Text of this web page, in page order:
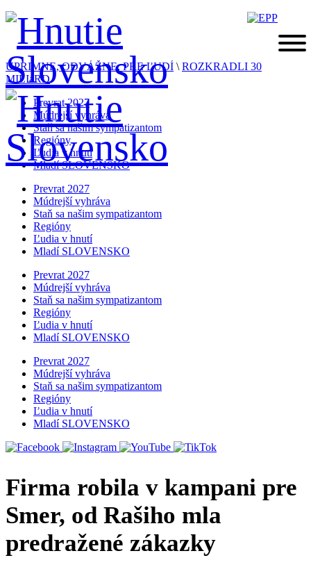
ÚPRIMNE, ODVÁŽNE, PRE ĽUDÍ \ ROZKRADLI 30
MILIáRD
Prevrat 2027
Múdrejší vyhráva
Staň sa našim sympatizantom
Regióny
Ľudia v hnutí
Mladí SLOVENSKO
Prevrat 2027
Múdrejší vyhráva
Staň sa našim sympatizantom
Regióny
Ľudia v hnutí
Mladí SLOVENSKO
Prevrat 2027
Múdrejší vyhráva
Staň sa našim sympatizantom
Regióny
Ľudia v hnutí
Mladí SLOVENSKO
Prevrat 2027
Múdrejší vyhráva
Staň sa našim sympatizantom
Regióny
Ľudia v hnutí
Mladí SLOVENSKO
Firma robila v kampani pre
Smer, od Rašiho mla
predražené zákazky